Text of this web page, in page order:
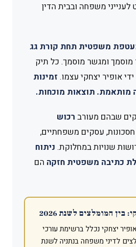
לענייני משפחה ובבית הדין
משפטית תחת קורת גג
מוסמך ומגשר מוסמך. כל תיק
אופיר יצחקי עצמו. זמינות
מותאמת. תוצאות מוכחות.
שבהם מעורב רכוש
חסכונות, עסקים משפחתיים,
שנויות במחלוקת. ניתוח
כתיבה משפטית חזקה הם
בין המומלצים לשנת 2026
יצחקי נכלל ברשימת עורכי
לדיני משפחה בנתניה לשנת